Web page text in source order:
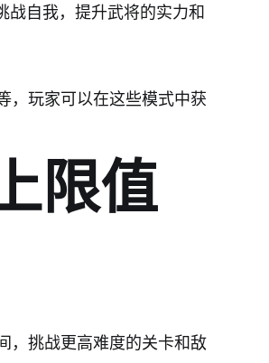
战自我，提升武将的实力和
，玩家可以在这些模式中获
限值
，挑战更高难度的关卡和敌